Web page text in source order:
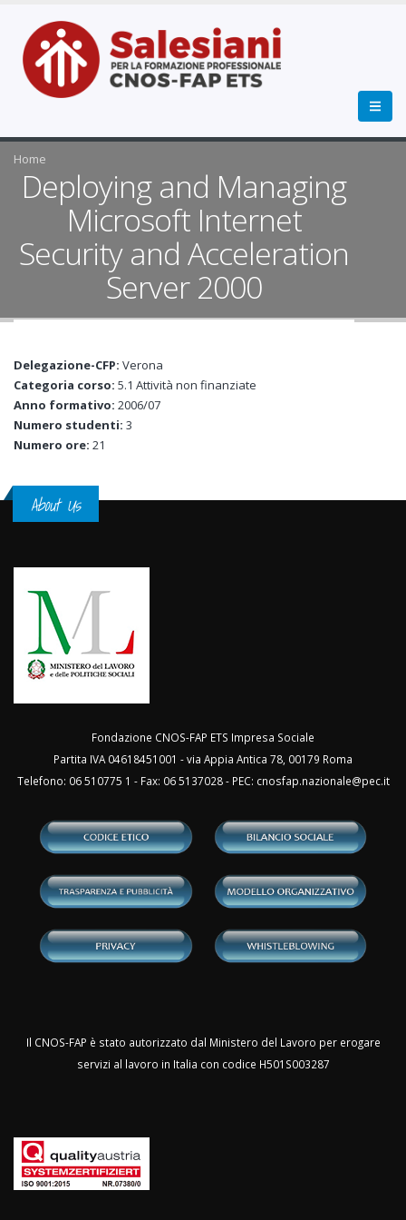
Home
Deploying and Managing
Microsoft Internet
Security and Acceleration
Server 2000
Delegazione-CFP: Verona
Categoria corso: 5.1 Attività non finanziate
Anno formativo: 2006/07
Numero studenti: 3
Numero ore: 21
About Us
Fondazione CNOS-FAP ETS Impresa Sociale
Partita IVA 04618451001 - via Appia Antica 78, 00179 Roma
Telefono: 06 510775 1 - Fax: 06 5137028 - PEC: cnosfap.nazionale@pec.it
Il CNOS-FAP è stato autorizzato dal Ministero del Lavoro per erogare
servizi al lavoro in Italia con codice H501S003287